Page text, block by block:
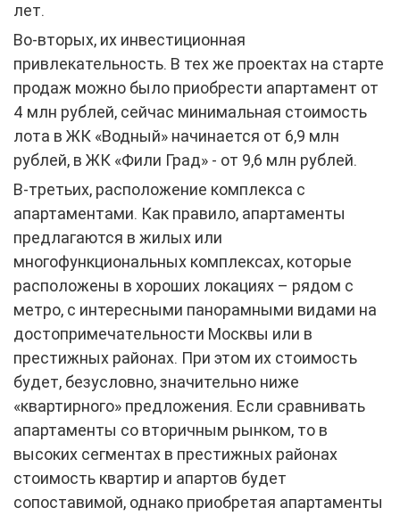
лет.
Во-вторых, их инвестиционная
привлекательность. В тех же проектах на старте
продаж можно было приобрести апартамент от
4 млн рублей, сейчас минимальная стоимость
лота в ЖК «Водный» начинается от 6,9 млн
рублей, в ЖК «Фили Град» - от 9,6 млн рублей.
В-третьих, расположение комплекса с
апартаментами. Как правило, апартаменты
предлагаются в жилых или
многофункциональных комплексах, которые
расположены в хороших локациях – рядом с
метро, с интересными панорамными видами на
достопримечательности Москвы или в
престижных районах. При этом их стоимость
будет, безусловно, значительно ниже
«квартирного» предложения. Если сравнивать
апартаменты со вторичным рынком, то в
высоких сегментах в престижных районах
стоимость квартир и апартов будет
сопоставимой, однако приобретая апартаменты